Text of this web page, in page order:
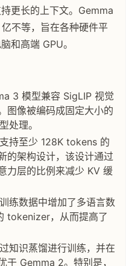
更长的上下文。Gemma
不等，旨在各种硬件平
和高端 GPU。
3 模型兼容 SigLIP 视觉
图像被编码成固定大小的
处理。
持至少 128K tokens 的
的架构设计，该设计通过
力层的比例来减少 KV 缓
练数据中增加了多语言数
tokenizer，从而提高了
知识蒸馏进行训练，并在
于 Gemma 2。特别是，